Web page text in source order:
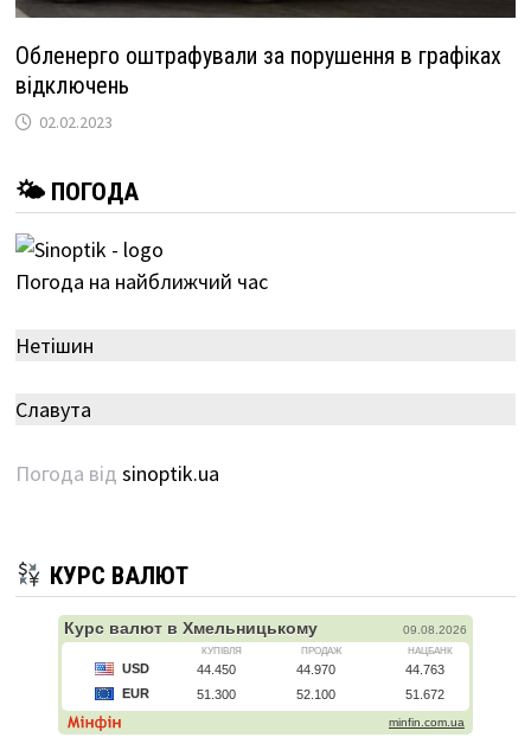
Обленерго оштрафували за порушення в графіках
відключень
02.02.2023
🌤 ПОГОДА
Погода на найближчий час
Нетішин
Славута
Погода від sinoptik.ua
КУРС ВАЛЮТ